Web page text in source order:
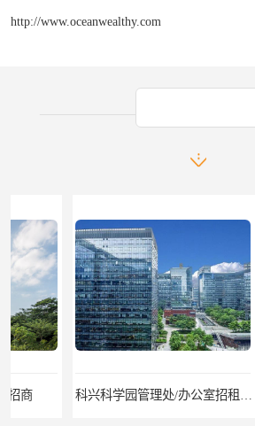
http://www.oceanwealthy.com
科兴科学园管理处/办公室招租/租金价格